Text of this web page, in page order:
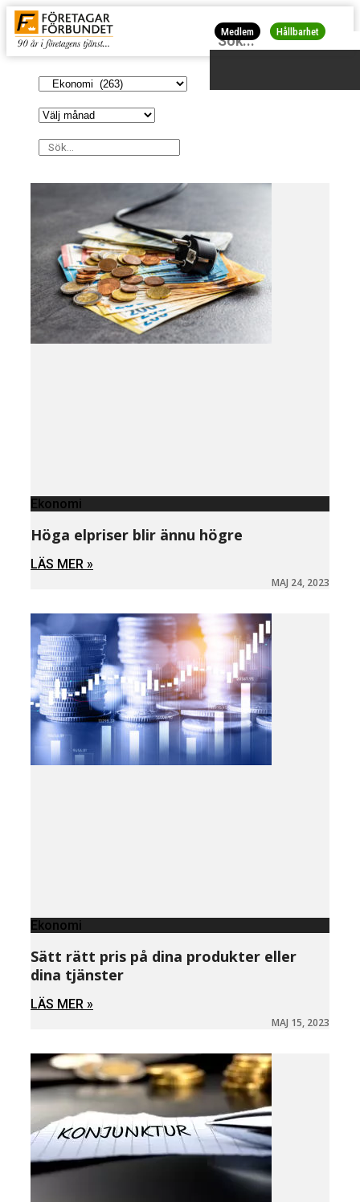
Medlem Hållbarhet
Ekonomi
Höga elpriser blir ännu högre
LÄS MER »
MAJ 24, 2023
Ekonomi
Sätt rätt pris på dina produkter eller
dina tjänster
LÄS MER »
MAJ 15, 2023